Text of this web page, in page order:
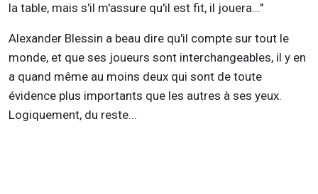
la table, mais s'il m'assure qu'il est fit, il jouera..."
Alexander Blessin a beau dire qu'il compte sur tout le
monde, et que ses joueurs sont interchangeables, il y en
a quand même au moins deux qui sont de toute
évidence plus importants que les autres à ses yeux.
Logiquement, du reste...